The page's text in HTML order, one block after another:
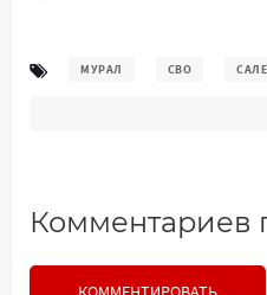
МУРАЛ СВО
Комментариев